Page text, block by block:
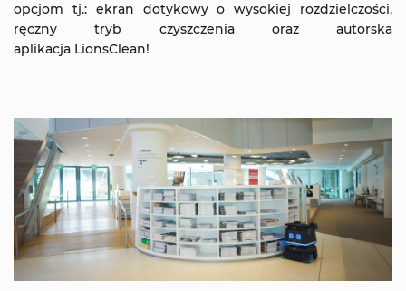
opcjom tj.: ekran dotykowy o wysokiej rozdzielczości,
ręczny tryb czyszczenia oraz autorska
aplikacja LionsClean!